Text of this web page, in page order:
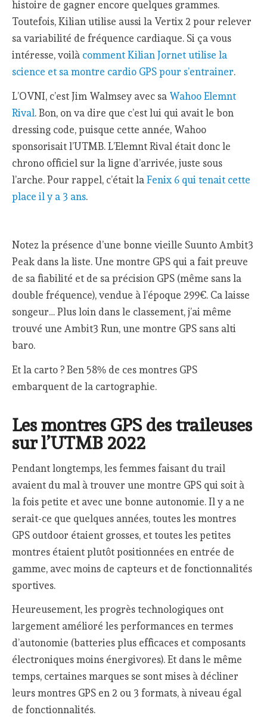
histoire de gagner encore quelques grammes.
Toutefois, Kilian utilise aussi la Vertix 2 pour relever
sa variabilité de fréquence cardiaque. Si ça vous
intéresse, voilà comment Kilian Jornet utilise la
science et sa montre cardio GPS pour s’entrainer.
L’OVNI, c’est Jim Walmsey avec sa Wahoo Elemnt
Rival. Bon, on va dire que c’est lui qui avait le bon
dressing code, puisque cette année, Wahoo
sponsorisait l’UTMB. L’Elemnt Rival était donc le
chrono officiel sur la ligne d’arrivée, juste sous
l’arche. Pour rappel, c’était laFenix 6 qui tenait cette
place il y a 3 ans.
Notez la présence d’une bonne vieille Suunto Ambit3
Peak dans la liste. Une montre GPS qui a fait preuve
de sa fiabilité et de sa précision GPS (même sans la
double fréquence), vendue à l’époque 299€. Ca laisse
songeur… Plus loin dans le classement, j’ai même
trouvé une Ambit3 Run, une montre GPS sans alti
baro.
Et la carto ? Ben 58% de ces montres GPS
embarquent de la cartographie.
Les montres GPS des traileuses
sur l’UTMB 2022
Pendant longtemps, les femmes faisant du trail
avaient du mal à trouver une montre GPS qui soit à
la fois petite et avec une bonne autonomie. Il y a ne
serait-ce que quelques années, toutes les montres
GPS outdoor étaient grosses, et toutes les petites
montres étaient plutôt positionnées en entrée de
gamme, avec moins de capteurs et de fonctionnalités
sportives.
Heureusement, les progrès technologiques ont
largement amélioré les performances en termes
d’autonomie (batteries plus efficaces et composants
électroniques moins énergivores). Et dans le même
temps, certaines marques se sont mises à décliner
leurs montres GPS en 2 ou 3 formats, à niveau égal
de fonctionnalités.